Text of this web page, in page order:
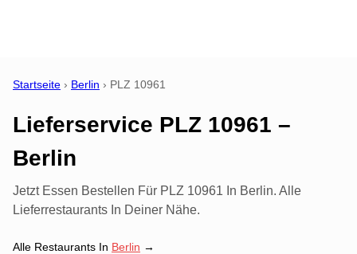
Startseite › Berlin › PLZ 10961
Lieferservice PLZ 10961 –
Berlin
Jetzt Essen Bestellen Für PLZ 10961 In Berlin. Alle
Lieferrestaurants In Deiner Nähe.
Alle Restaurants In Berlin →